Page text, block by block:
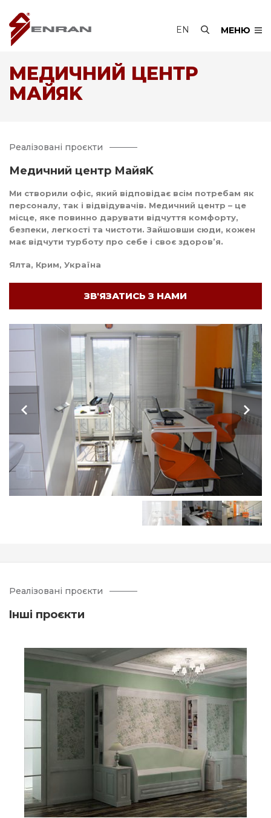
EN МЕНЮ
МЕДИЧНИЙ ЦЕНТР
МАЙЯK
Реалізовані проєкти
Медичний центр МайяK
Ми створили офіс, який відповідає всім потребам як
персоналу, так і відвідувачів. Медичний центр – це
місце, яке повинно дарувати відчуття комфорту,
безпеки, легкості та чистоти. Зайшовши сюди, кожен
має відчути турботу про себе і своє здоров’я.
Ялта, Крим, Україна
ЗВ'ЯЗАТИСЬ З НАМИ
Реалізовані проєкти
Iнші проєкти